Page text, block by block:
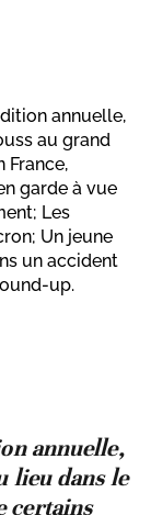
annuelle,
au grand
France,
garde à vue
Les
Un jeune
un accident
up.
annuelle,
lieu dans le
certains